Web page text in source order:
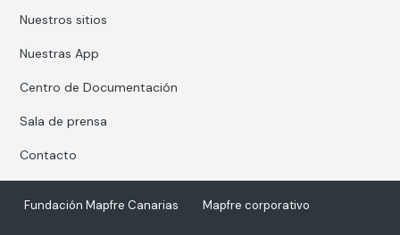
Nuestros sitios
Nuestras App
Centro de Documentación
Sala de prensa
Contacto
Fundación Mapfre Canarias Mapfre corporativo